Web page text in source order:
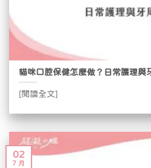
貓咪口腔保健怎麼做？日常護理與
[閱讀全文]
02
7 月